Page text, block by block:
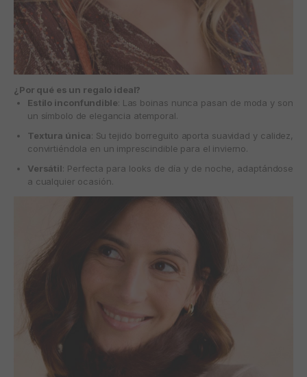
¿Por qué es un regalo ideal?
Estilo inconfundible: Las boinas nunca pasan de moda y son
un símbolo de elegancia atemporal.
Textura única: Su tejido borreguito aporta suavidad y calidez,
convirtiéndola en un imprescindible para el invierno.
Versátil: Perfecta para looks de día y de noche, adaptándose
a cualquier ocasión.